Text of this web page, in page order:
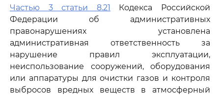
Частью 3 статьи 8.21 Кодекса Российской
Федерации об административных
правонарушениях установлена
административная ответственность за
нарушение правил эксплуатации,
неиспользование сооружений, оборудования
или аппаратуры для очистки газов и контроля
выбросов вредных веществ в атмосферный